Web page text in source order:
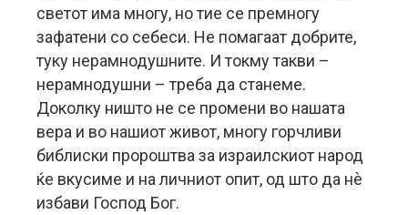
светот има многу, но тие се премногу
зафатени со себеси. Не помагаат добрите,
туку нерамнодушните. И токму такви –
нерамнодушни – треба да станеме.
Доколку ништо не се промени во нашата
вера и во нашиот живот, многу горчливи
библиски пророштва за израилскиот народ
ќе вкусиме и на личниот опит, од што да нè
избави Господ Бог.